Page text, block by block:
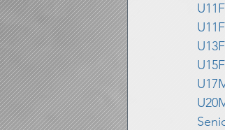
Astuces blog